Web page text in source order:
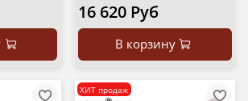
16 620 Руб
В корзину
ХИТ продаж